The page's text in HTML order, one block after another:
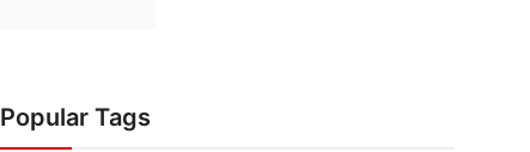
Popular Tags